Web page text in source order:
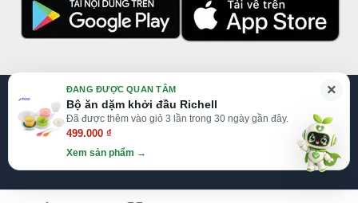
@2026 Eshop Khỏe Đẹp, All right reserved
Website:Eshop Mall|Eshopkhoedep.com
×
ĐANG ĐƯỢC QUAN TÂM
Bộ ăn dặm khởi đầu Richell
Đã được thêm vào giỏ 3 lần trong 30 ngày gần đây.
499.000 ₫
Xem sản phẩm →